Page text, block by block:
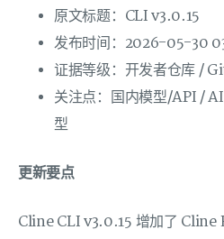
原文标题：CLI v3.0.15
发布时间：2026-05-30
证据等级：开发者仓库 /
关注点：国内模型/API /
型
更新要点
Cline CLI v3.0.15 增加了 Cline